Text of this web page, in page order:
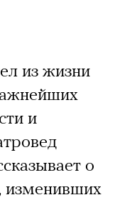
из жизни
и
о
изменивших